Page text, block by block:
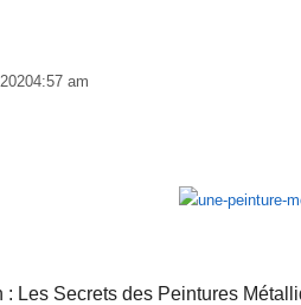
4:57 am
: Les Secrets des Peintures